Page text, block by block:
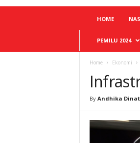
HOME
PEMILU 2024
Home Ekonomi
By Andhika